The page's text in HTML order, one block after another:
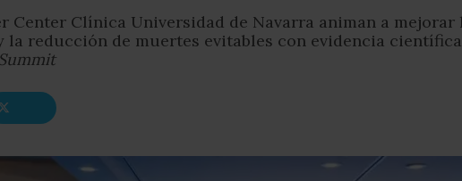
Center Clínica Universidad de Navarra animan a mejorar
la reducción de muertes evitables con evidencia científica